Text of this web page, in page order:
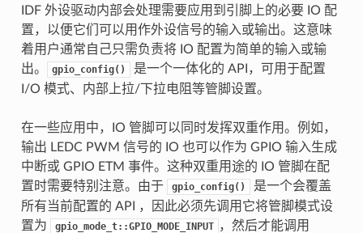
IDF 外设驱动内部会处理需要应用到引脚上的必要 IO 配
置，以便它们可以用作外设信号的输入或输出。这意味
着用户通常自己只需负责将 IO 配置为简单的输入或输
出。
gpio_config()
是一个一体化的 API，可用于配置
I/O 模式、内部上拉/下拉电阻等管脚设置。
在一些应用中，IO 管脚可以同时发挥双重作用。例如，
输出 LEDC PWM 信号的 IO 也可以作为 GPIO 输入生成
中断或 GPIO ETM 事件。这种双重用途的 IO 管脚在配
置时需要特别注意。由于
gpio_config()
是一个会覆盖
所有当前配置的 API ，因此必须先调用它将管脚模式设
置为
gpio_mode_t::GPIO_MODE_INPUT ，然后才能调用